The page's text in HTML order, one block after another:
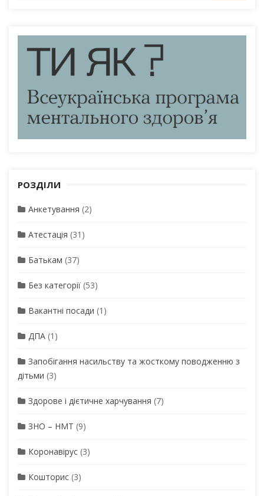
РОЗДІЛИ
Анкетування (2)
Атестація (31)
Батькам (37)
Без категорії (53)
Вакантні посади (1)
ДПА (1)
Запобігання насильству та жосткому поводженню з
дітьми (3)
Здорове і дієтичне харчування (7)
ЗНО – НМТ (9)
Коронавірус (3)
Кошторис (3)